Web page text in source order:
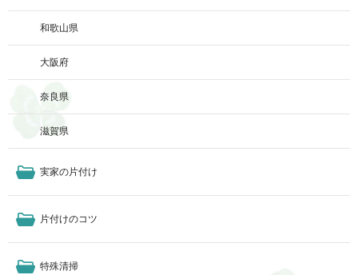
和歌山県
大阪府
奈良県
滋賀県
実家の片付け
片付けのコツ
特殊清掃